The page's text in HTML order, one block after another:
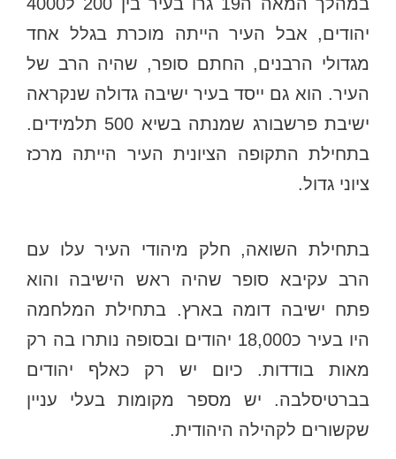
יהודים, אבל העיר הייתה מוכרת בגלל אחד
מגדולי הרבנים, החתם סופר, שהיה הרב של
העיר. הוא גם ייסד בעיר ישיבה גדולה שנקראה
ישיבת פרשבורג שמנתה בשיא 500 תלמידים.
בתחילת התקופה הציונית העיר הייתה מרכז
ציוני גדול.
בתחילת השואה, חלק מיהודי העיר עלו עם
הרב עקיבא סופר שהיה ראש הישיבה והוא
פתח ישיבה דומה בארץ. בתחילת המלחמה
היו בעיר כ18,000 יהודים ובסופה נותרו בה רק
מאות בודדות. כיום יש רק כאלף יהודים
בברטיסלבה. יש מספר מקומות בעלי עניין
שקשורים לקהילה היהודית.